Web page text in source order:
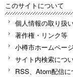
このサイトについて
個人情報の取り扱
著作権・リンク等
小樽市ホームペー
サイト内検索につ
RSS、Atom配信に